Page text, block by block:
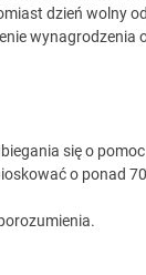
dzień wolny
wynagrodzenia
się o
o ponad